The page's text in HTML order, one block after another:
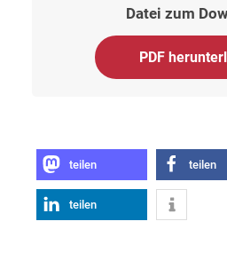
Datei zum
PDF
teilen teilen
teilen